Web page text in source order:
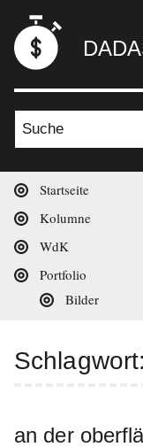
Zum
Inhalt
springen
Suche nach:
Startseite
Kolumne
WdK
Portfolio
Bilder
Schlagwort:
an der